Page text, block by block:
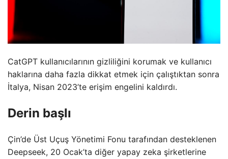
CatGPT kullanıcılarının gizliliğini korumak ve kullanıcı
haklarına daha fazla dikkat etmek için çalıştıktan sonra
İtalya, Nisan 2023’te erişim engelini kaldırdı.
Derin başlı
Çin’de Üst Uçuş Yönetimi Fonu tarafından desteklenen
Deepseek, 20 Ocak’ta diğer yapay zeka şirketlerine